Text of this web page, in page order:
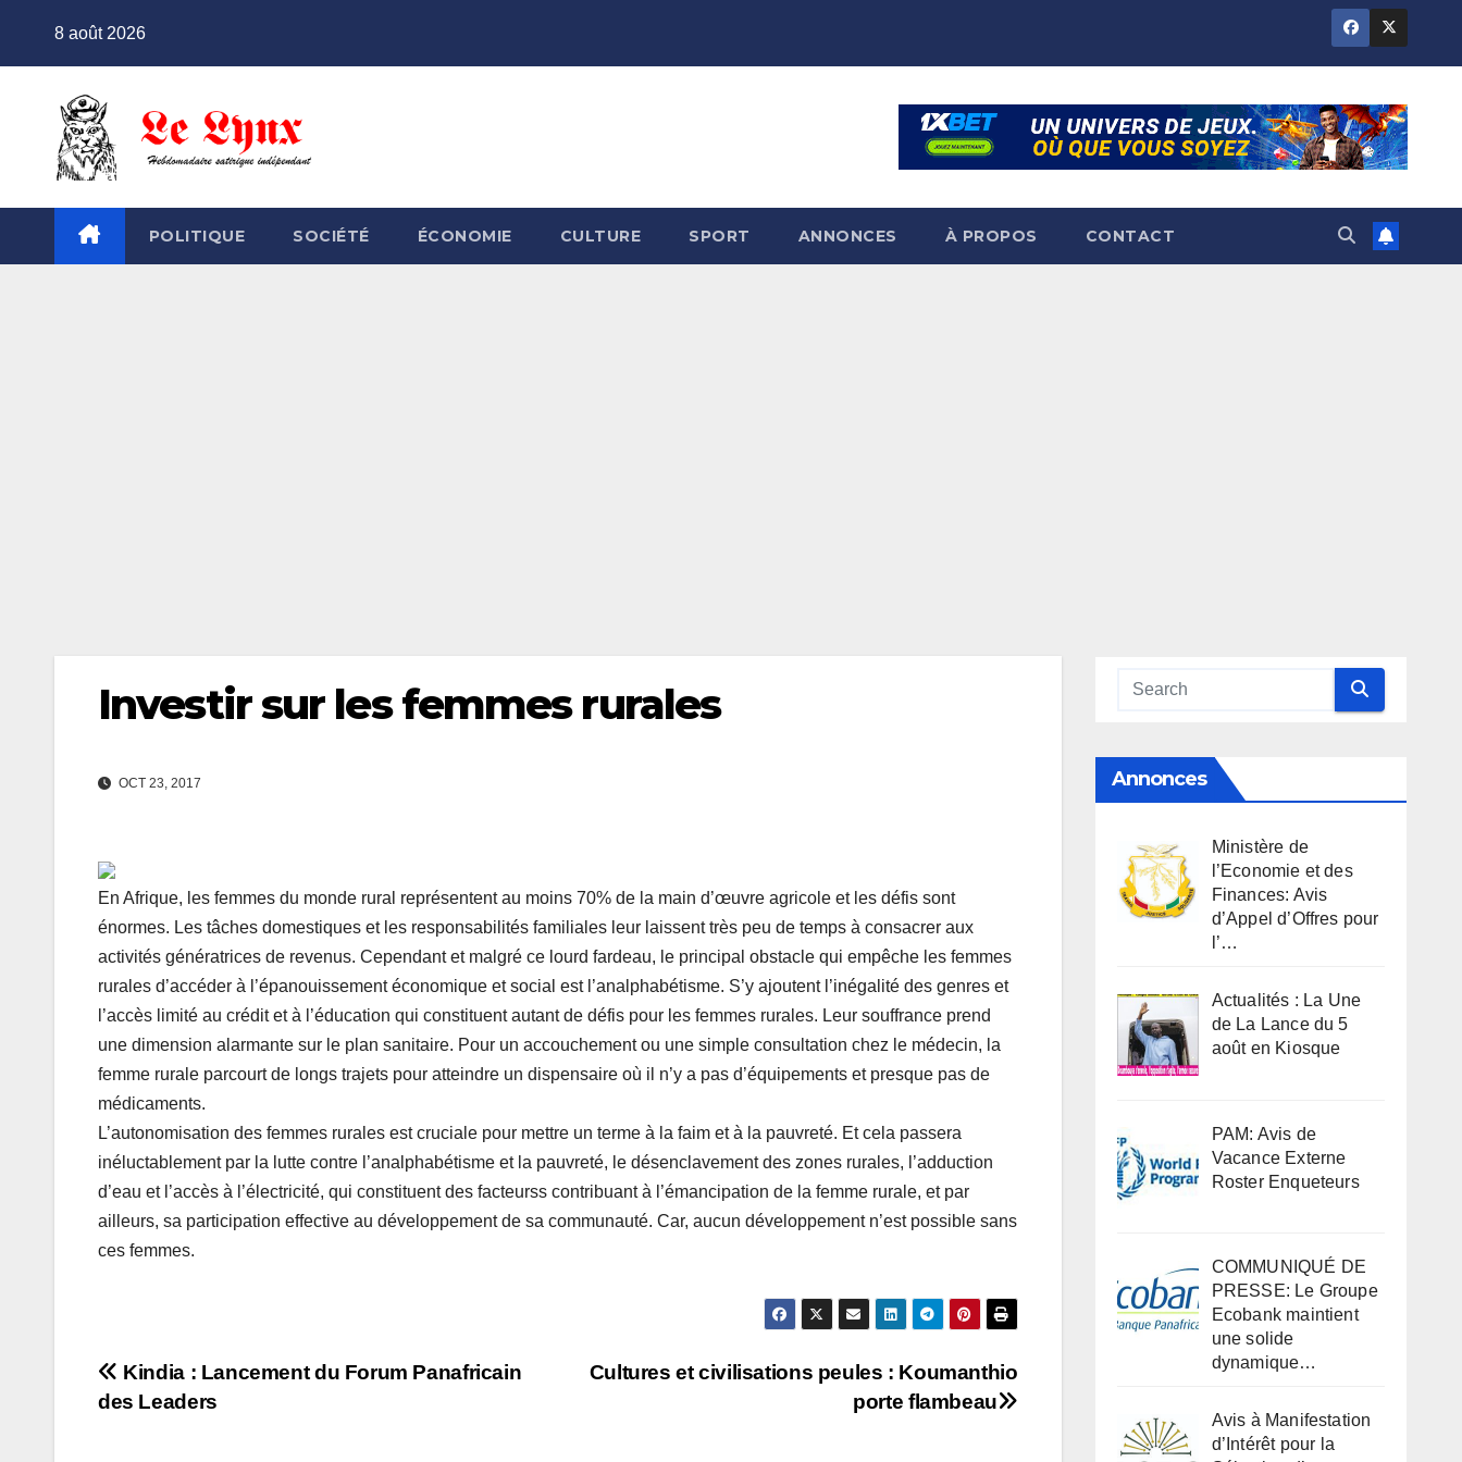
8 août 2026
POLITIQUE SOCIÉTÉ ÉCONOMIE CULTURE SPORT ANNONCES À PROPOS CONTACT
Investir sur les femmes rurales
OCT 23, 2017
En Afrique, les femmes du monde rural représentent au moins 70% de la main d’œuvre agricole et les défis sont
énormes. Les tâches domestiques et les responsabilités familiales leur laissent très peu de temps à consacrer aux
activités génératrices de revenus. Cependant et malgré ce lourd fardeau, le principal obstacle qui empêche les femmes
rurales d’accéder à l’épanouissement économique et social est l’analphabétisme. S’y ajoutent l’inégalité des genres et
l’accès limité au crédit et à l’éducation qui constituent autant de défis pour les femmes rurales. Leur souffrance prend
une dimension alarmante sur le plan sanitaire. Pour un accouchement ou une simple consultation chez le médecin, la
femme rurale parcourt de longs trajets pour atteindre un dispensaire où il n’y a pas d’équipements et presque pas de
médicaments.
L’autonomisation des femmes rurales est cruciale pour mettre un terme à la faim et à la pauvreté. Et cela passera
inéluctablement par la lutte contre l’analphabétisme et la pauvreté, le désenclavement des zones rurales, l’adduction
d’eau et l’accès à l’électricité, qui constituent des facteurss contribuant à l’émancipation de la femme rurale, et par
ailleurs, sa participation effective au développement de sa communauté. Car, aucun développement n’est possible sans
ces femmes.
Navigation
Cultures et civilisations peules : Koumanthio
porte flambeau
Kindia : Lancement du Forum Panafricain
des Leaders
Annonces
Ministère de
l’Economie et des
Finances: Avis
d’Appel d’Offres pour
l’…
Actualités : La Une
de La Lance du 5
août en Kiosque
PAM: Avis de
Vacance Externe
Roster Enqueteurs
COMMUNIQUÉ DE
PRESSE: Le Groupe
Ecobank maintient
une solide
dynamique…
Avis à Manifestation
d’Intérêt pour la